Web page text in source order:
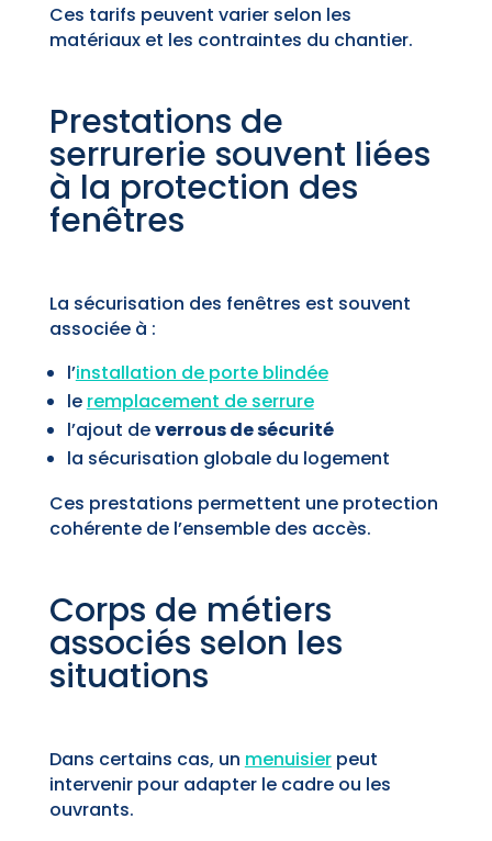
Ces tarifs peuvent varier selon les
matériaux et les contraintes du chantier.
Prestations de
serrurerie souvent liées
à la protection des
fenêtres
La sécurisation des fenêtres est souvent
associée à :
l’installation de porte blindée
le remplacement de serrure
l’ajout deverrous de sécurité
la sécurisation globale du logement
Ces prestations permettent une protection
cohérente de l’ensemble des accès.
Corps de métiers
associés selon les
situations
Dans certains cas, un menuisierpeut
intervenir pour adapter le cadre ou les
ouvrants.